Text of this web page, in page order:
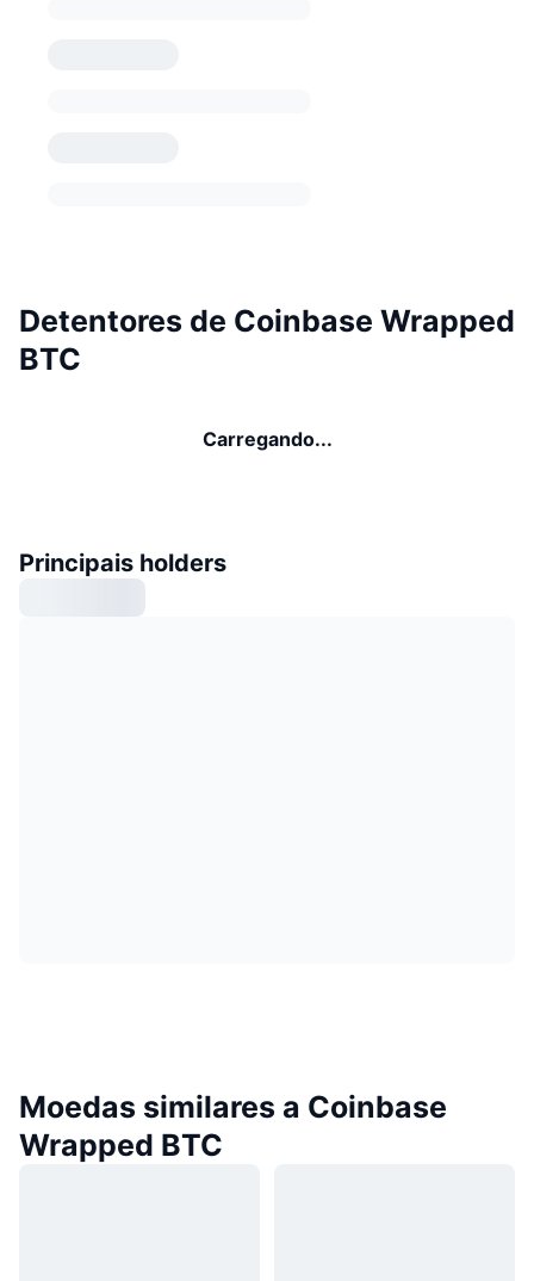
Detentores de Coinbase Wrapped
BTC
Carregando...
Principais holders
Moedas similares a Coinbase
Wrapped BTC